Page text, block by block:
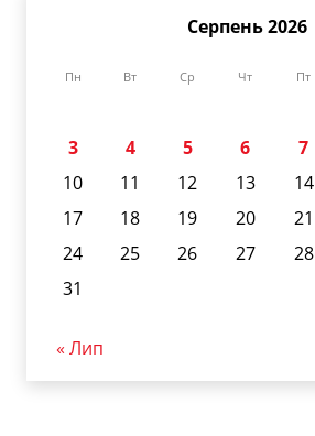
Серпень 2026
Пн Вт Ср Чт Пт
3
4 5 6 7
10
11 12 13 14
17
18 19 20 21
24
25 26 27 28
31
« Лип